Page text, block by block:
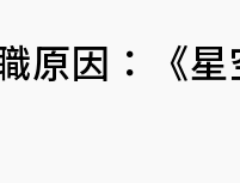
原因：《星